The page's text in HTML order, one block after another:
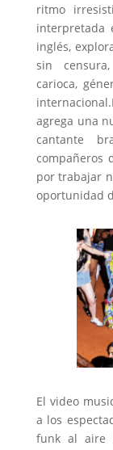
ritmo
interpretada
inglés,
sin
carioca,
agrega una
cantante
compañeros
por trabajar
oportunidad
El video
a los
funk al aire